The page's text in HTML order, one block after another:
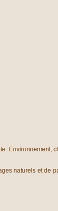
Environnement,
naturels et de